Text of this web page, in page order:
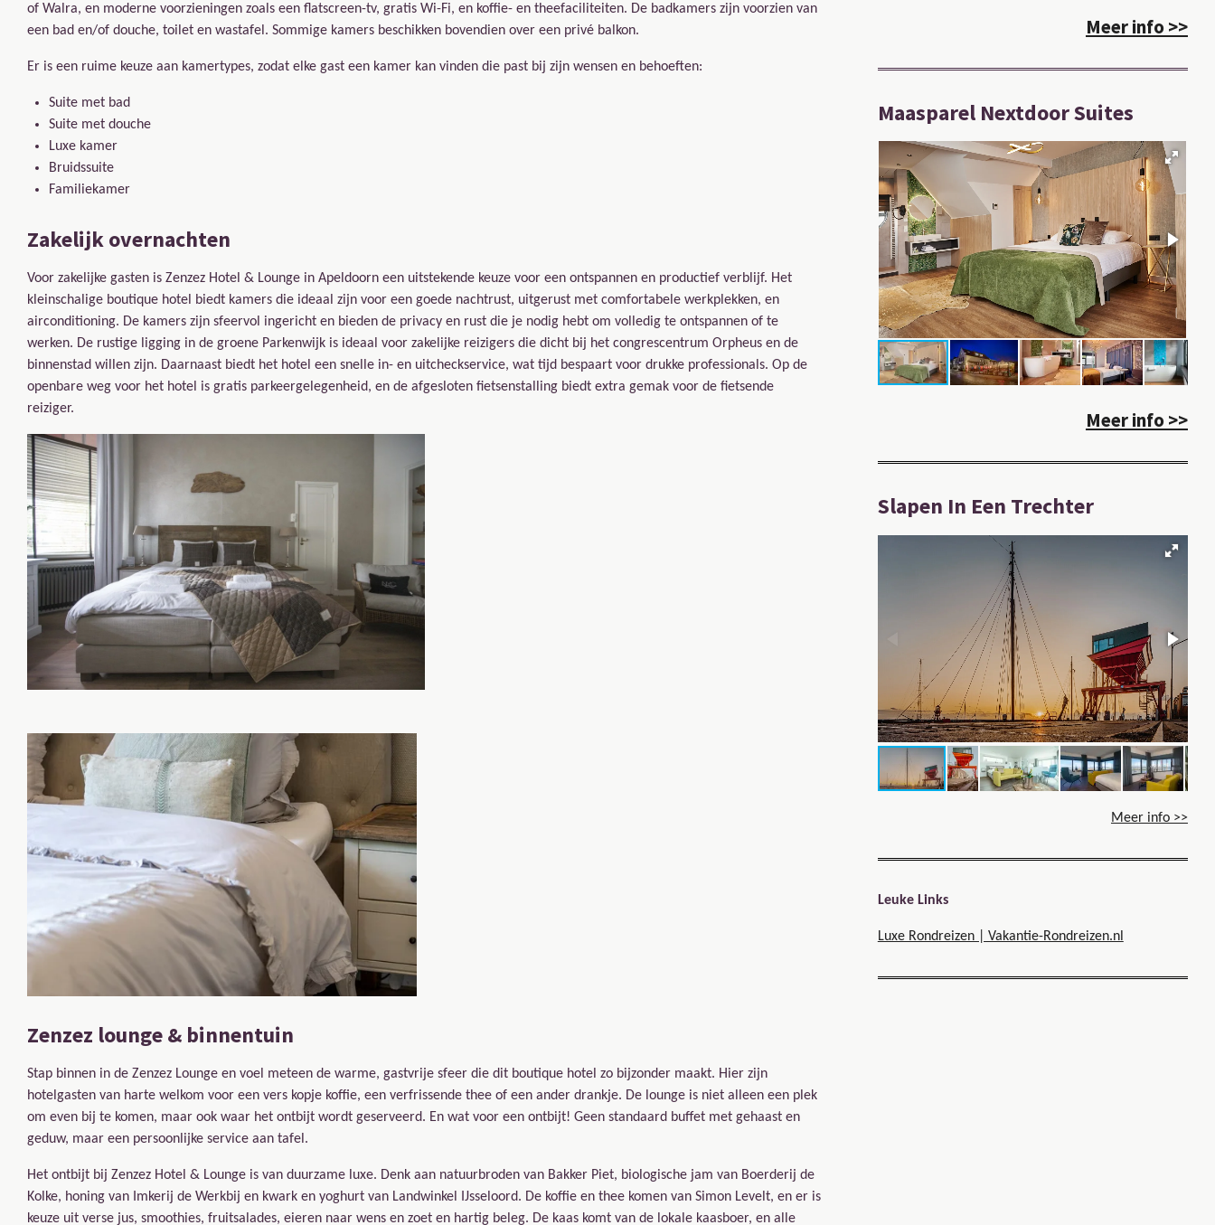
of Walra, en moderne voorzieningen zoals een flatscreen-tv, gratis Wi-Fi, en koffie- en theefaciliteiten. De badkamers zijn voorzien van
een bad en/of douche, toilet en wastafel. Sommige kamers beschikken bovendien over een privé balkon.
Er is een ruime keuze aan kamertypes, zodat elke gast een kamer kan vinden die past bij zijn wensen en behoeften:
Suite met bad
Suite met douche
Luxe kamer
Bruidssuite
Familiekamer
Zakelijk overnachten
Voor zakelijke gasten is Zenzez Hotel & Lounge in Apeldoorn een uitstekende keuze voor een ontspannen en productief verblijf. Het
kleinschalige boutique hotel biedt kamers die ideaal zijn voor een goede nachtrust, uitgerust met comfortabele werkplekken, en
airconditioning. De kamers zijn sfeervol ingericht en bieden de privacy en rust die je nodig hebt om volledig te ontspannen of te
werken. De rustige ligging in de groene Parkenwijk is ideaal voor zakelijke reizigers die dicht bij het congrescentrum Orpheus en de
binnenstad willen zijn. Daarnaast biedt het hotel een snelle in- en uitcheckservice, wat tijd bespaart voor drukke professionals. Op de
openbare weg voor het hotel is gratis parkeergelegenheid, en de afgesloten fietsenstalling biedt extra gemak voor de fietsende
reiziger.
Zenzez lounge & binnentuin
Stap binnen in de Zenzez Lounge en voel meteen de warme, gastvrije sfeer die dit boutique hotel zo bijzonder maakt. Hier zijn
hotelgasten van harte welkom voor een vers kopje koffie, een verfrissende thee of een ander drankje. De lounge is niet alleen een plek
om even bij te komen, maar ook waar het ontbijt wordt geserveerd. En wat voor een ontbijt! Geen standaard buffet met gehaast en
geduw, maar een persoonlijke service aan tafel.
Het ontbijt bij Zenzez Hotel & Lounge is van duurzame luxe. Denk aan natuurbroden van Bakker Piet, biologische jam van Boerderij de
Kolke, honing van Imkerij de Werkbij en kwark en yoghurt van Landwinkel IJsseloord. De koffie en thee komen van Simon Levelt, en er is
keuze uit verse jus, smoothies, fruitsalades, eieren naar wens en zoet en hartig beleg. De kaas komt van de lokale kaasboer, en alle
Meer info >>
Maasparel Nextdoor Suites
Meer info >>
Slapen In Een Trechter
Meer info >>
Leuke Links
Luxe Rondreizen | Vakantie-Rondreizen.nl